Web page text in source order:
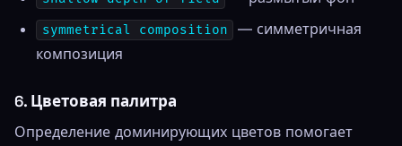
symmetrical composition
— симметричная
композиция
6. Цветовая палитра
Определение доминирующих цветов помогает